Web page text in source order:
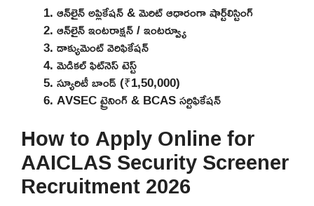
ఆన్‌లైన్ అప్లికేషన్ & మెరిట్ ఆధారంగా షార్ట్‌లిస్టింగ్
ఆన్‌లైన్ ఇంటరాక్షన్ / ఇంటర్వ్యూ
డాక్యుమెంట్ వెరిఫికేషన్
మెడికల్ ఫిట్‌నెస్ టెస్ట్
స్యూరిటీ బాండ్ (₹1,50,000)
AVSEC ట్రైనింగ్ & BCAS సర్టిఫికేషన్
How to Apply Online for
AAICLAS Security Screener
Recruitment 2026